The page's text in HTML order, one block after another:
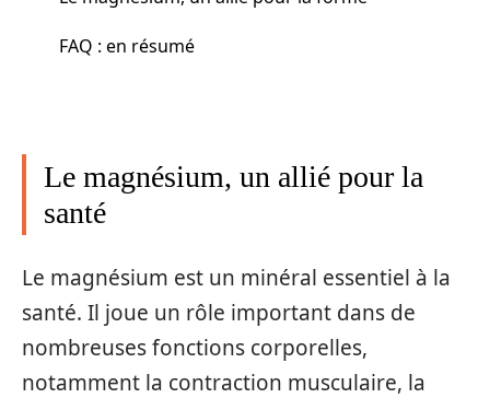
FAQ : en résumé
Le magnésium, un allié pour la
santé
Le magnésium est un minéral essentiel à la
santé. Il joue un rôle important dans de
nombreuses fonctions corporelles,
notamment la contraction musculaire, la